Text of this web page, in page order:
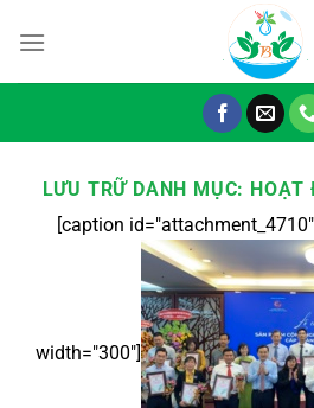
đến
LƯU TRỮ DANH MỤC: HOẠT
[caption
width="300"]